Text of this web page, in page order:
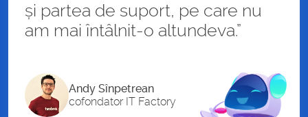
și partea de suport, pe care nu
am mai întâlnit-o altundeva.”
Andy Sînpetrean
cofondator IT Factory